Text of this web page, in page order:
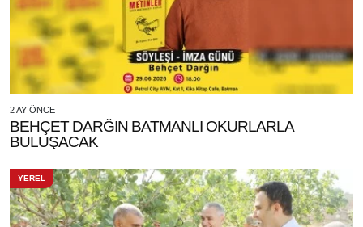
2 AY ÖNCE
BEHÇET DARĞIN BATMANLI OKURLARLA
BULUŞACAK
YEREL